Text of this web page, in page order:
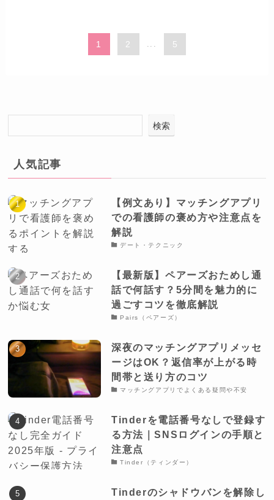
1 2 ... 5
検索
人気記事
【例文あり】マッチングアプリ
での看護師の褒め方や注意点を
解説
デート・テクニック
【最新版】ペアーズおためし通
話で何話す？5分間を魅力的に
過ごすコツを徹底解説
Pairs（ペアーズ）
深夜のマッチングアプリメッセ
ージはOK？返信率が上がる時
間帯と送り方のコツ
マッチングアプリでよくある疑問や不安
Tinderを電話番号なしで登録す
る方法｜SNSログインの手順と
注意点
Tinder（ティンダー）
Tinderのシャドウバンを解除し